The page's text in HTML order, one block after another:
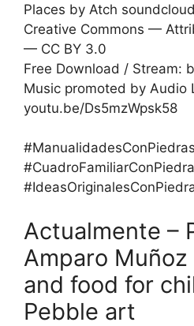
Places by Atch
Creative Commons —
— CC BY 3.0
Free Download / Stream:
Music promoted by Audio
youtu.be/Ds5mzWpsk58
#ManualidadesConPiedras
Actualmente –
Amparo
and food for
Pebble art